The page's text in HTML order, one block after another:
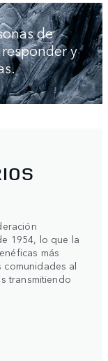
de
y
1954, lo que la
más
comunidades al
transmitiendo